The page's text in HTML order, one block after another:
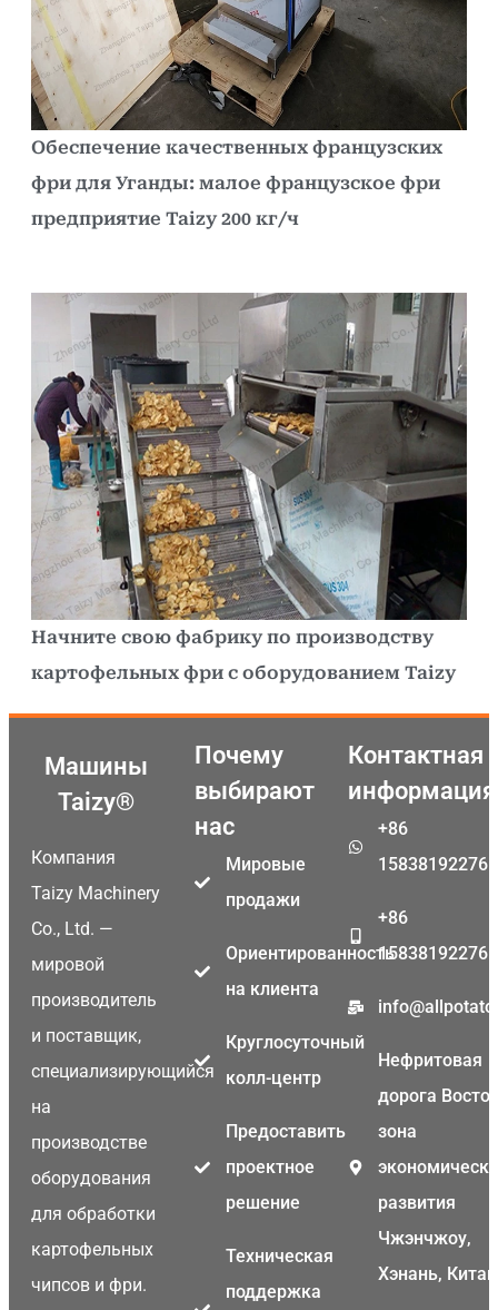
Обеспечение качественных французских
фри для Уганды: малое французское фри
предприятие Taizy 200 кг/ч
Начните свою фабрику по производству
картофельных фри с оборудованием Taizy
Машины
Taizy®
Компания
Taizy Machinery
Co., Ltd. —
мировой
производитель
и поставщик,
специализирующийся
на
производстве
оборудования
для обработки
картофельных
чипсов и фри.
Почему
выбирают
нас
Мировые
продажи
Ориентированность
на клиента
Круглосуточный
колл-центр
Предоставить
проектное
решение
Техническая
поддержка
Контактная
информация
+86
15838192276
+86
15838192276
Нефритовая
дорога
зона
развития
Чжэнчжоу,
Хэнань,